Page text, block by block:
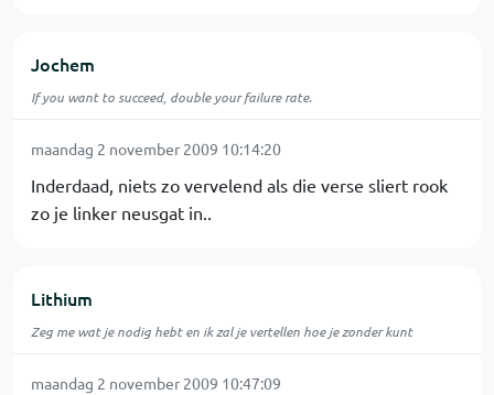
Jochem
If you want to succeed, double your failure rate.
maandag 2 november 2009 10:14:20
Inderdaad, niets zo vervelend als die verse sliert rook
zo je linker neusgat in..
Lithium
Zeg me wat je nodig hebt en ik zal je vertellen hoe je zonder kunt
maandag 2 november 2009 10:47:09